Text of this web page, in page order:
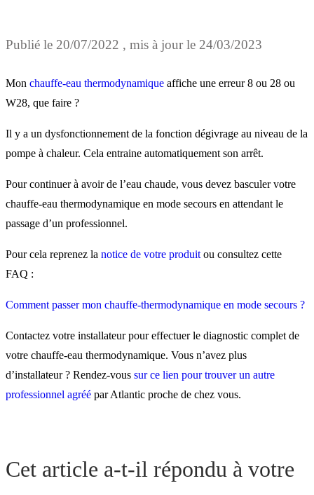
Publié le 20/07/2022 , mis à jour le 24/03/2023
Mon chauffe-eau thermodynamique affiche une erreur 8 ou 28 ou
W28, que faire ?
Il y a un dysfonctionnement de la fonction dégivrage au niveau de la
pompe à chaleur. Cela entraine automatiquement son arrêt.
Pour continuer à avoir de l’eau chaude, vous devez basculer votre
chauffe-eau thermodynamique en mode secours en attendant le
passage d’un professionnel.
Pour cela reprenez la notice de votre produit ou consultez cette
FAQ :
Comment passer mon chauffe-thermodynamique en mode secours ?
Contactez votre installateur pour effectuer le diagnostic complet de
votre chauffe-eau thermodynamique. Vous n’avez plus
d’installateur ? Rendez-vous sur ce lien pour trouver un autre
professionnel agréé par Atlantic proche de chez vous.
Cet article a-t-il répondu à votre